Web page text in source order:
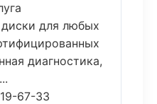
для любых
диагностика,
67-33